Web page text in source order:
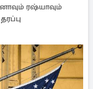
ரஷ்யாவும்